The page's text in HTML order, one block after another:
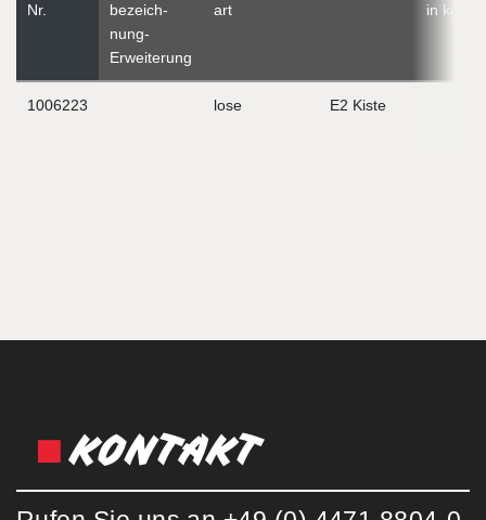
Nr.
bezeich­
nung-
Erweiterung
art
in kg
1006223 lose E2 Kiste
KONTAKT